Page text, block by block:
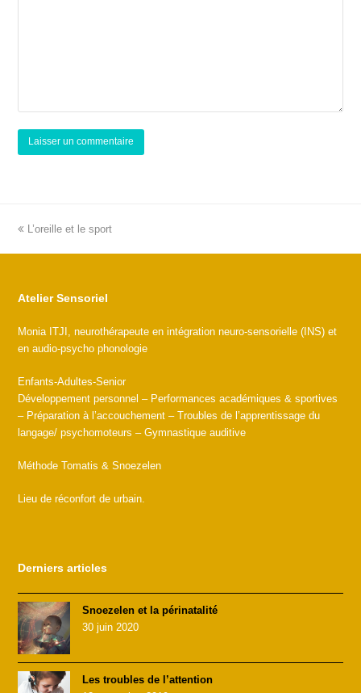
previous
L’oreille et le sport
Atelier Sensoriel
Monia ITJI, neurothérapeute en intégration neuro-sensorielle (INS) et
en audio-psycho phonologie
Enfants-Adultes-Senior
Développement personnel – Performances académiques & sportives
– Préparation à l’accouchement – Troubles de l’apprentissage du
langage/ psychomoteurs – Gymnastique auditive
Méthode Tomatis & Snoezelen
Lieu de réconfort de urbain.
Derniers articles
Snoezelen et la périnatalité
30 juin 2020
Les troubles de l’attention